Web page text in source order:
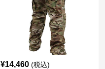
¥14,460 (税込)